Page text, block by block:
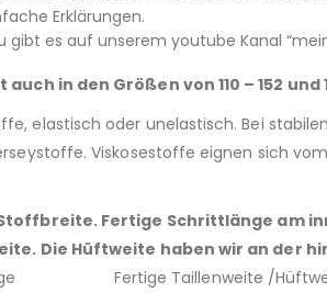
Erklärungen.
gibt es auf unserem youtube Kanal
in den Größen von 110 – 152 und
elastisch oder unelastisch. Bei
Viskosestoffe eignen sich
Fertige Schrittlänge am
Die Hüftweite haben wir an der
Fertige Taillenweite /